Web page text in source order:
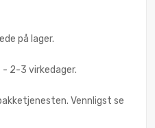
på lager.
- 2-3 virkedager.
Vennligst se